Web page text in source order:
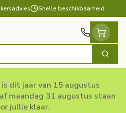
Snelle beschikbaarheid
Zoek
dit jaar van 15 augustus
maandag 31 augustus staan
jullie klaar.